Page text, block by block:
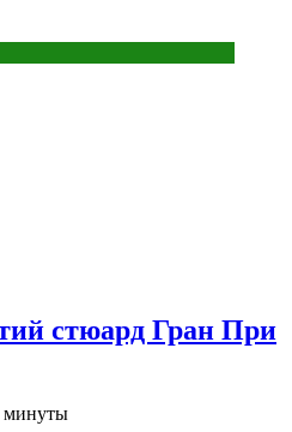
стюард Гран При
минуты